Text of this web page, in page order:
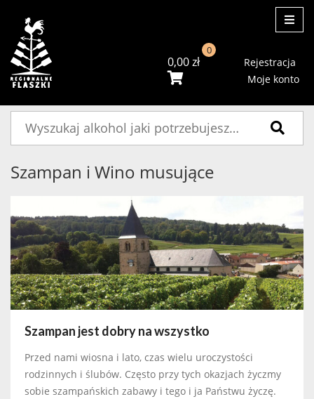
0,00zł
0
Rejestracja
Moje konto
Szampan i Wino musujące
Szampan jest dobry na wszystko
Przed nami wiosna i lato, czas wielu uroczystości
rodzinnych i ślubów. Często przy tych okazjach życzmy
sobie szampańskich zabawy i tego i ja Państwu życzę.